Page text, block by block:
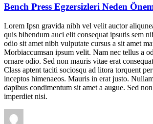
Bench Press Egzersizleri Neden
Lorem Ipsn gravida nibh vel velit auctor
quis bibendum auci elit consequat ipsutis sem
odio sit amet nibh vulputate cursus a sit amet
Morbiaccumsan ipsum velit. Nam nec tellus a
ornare odio. Sed non mauris vitae erat
Class aptent taciti sociosqu ad litora torquent
inceptos himenaeos. Mauris in erat justo.
dapibus condimentum sit amet a augue. Sed
imperdiet nisi.